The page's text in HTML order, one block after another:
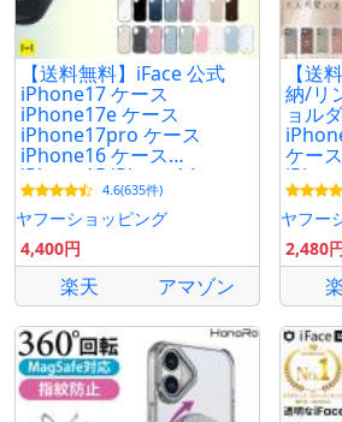
明 メタリック スリム 衝撃 強い マ
ード収納 ポケット ポイント利用
【送料無料】iFace 公式
iPhone17 ケース
iPhone17e ケース
iPhone17pro ケース
iPhone16 ケース
iPhone15 iPhone14
iPhone13 ケース magsafe
耐衝撃 magsafe対応
iPhone
4.6(635件)
ヤフーショッピング
4,400円
楽天 アマゾン
【送
納/リ
ョル
ケー
ヤフー
2,480